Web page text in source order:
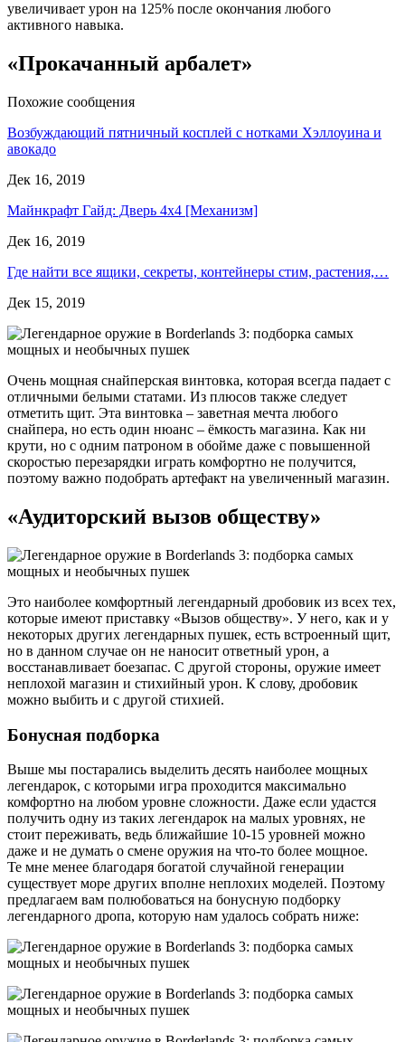
увеличивает урон на 125% после окончания любого
активного навыка.
«Прокачанный арбалет»
Похожие сообщения
Возбуждающий пятничный косплей с нотками Хэллоуина и
авокадо
Дек 16, 2019
Майнкрафт Гайд: Дверь 4х4 [Механизм]
Дек 16, 2019
Где найти все ящики, секреты, контейнеры стим, растения,…
Дек 15, 2019
Очень мощная снайперская винтовка, которая всегда падает с
отличными белыми статами. Из плюсов также следует
отметить щит. Эта винтовка – заветная мечта любого
снайпера, но есть один нюанс – ёмкость магазина. Как ни
крути, но с одним патроном в обойме даже с повышенной
скоростью перезарядки играть комфортно не получится,
поэтому важно подобрать артефакт на увеличенный магазин.
«Аудиторский вызов обществу»
Это наиболее комфортный легендарный дробовик из всех тех,
которые имеют приставку «Вызов обществу». У него, как и у
некоторых других легендарных пушек, есть встроенный щит,
но в данном случае он не наносит ответный урон, а
восстанавливает боезапас. С другой стороны, оружие имеет
неплохой магазин и стихийный урон. К слову, дробовик
можно выбить и с другой стихией.
Бонусная подборка
Выше мы постарались выделить десять наиболее мощных
легендарок, с которыми игра проходится максимально
комфортно на любом уровне сложности. Даже если удастся
получить одну из таких легендарок на малых уровнях, не
стоит переживать, ведь ближайшие 10-15 уровней можно
даже и не думать о смене оружия на что-то более мощное.
Те мне менее благодаря богатой случайной генерации
существует море других вполне неплохих моделей. Поэтому
предлагаем вам полюбоваться на бонусную подборку
легендарного дропа, которую нам удалось собрать ниже: